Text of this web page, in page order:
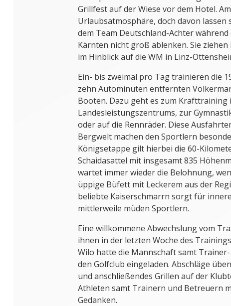
Grillfest auf der Wiese vor dem Hotel.
Urlaubsatmosphäre, doch davon lassen
dem Team Deutschland-Achter
Kärnten nicht groß ablenken. Sie
im Hinblick auf die WM in Linz-
Ein- bis zweimal pro Tag trainieren die
zehn Autominuten entfernten
Booten. Dazu geht es zum Krafttraining
Landesleistungszentrums, zur
oder auf die Rennräder. Diese
Bergwelt machen den Sportlern
Königsetappe gilt hierbei die 60-
Schaidasattel mit insgesamt 835
wartet immer wieder die Belohnung,
üppige Büfett mit Leckerem aus der
beliebte Kaiserschmarrn sorgt für
mittlerweile müden Sportlern.
Eine willkommene Abwechslung vom
ihnen in der letzten Woche des
Wilo hatte die Mannschaft samt
den Golfclub eingeladen. Abschläge
und anschließendes Grillen auf der
Athleten samt Trainern und Betreuern
Gedanken.